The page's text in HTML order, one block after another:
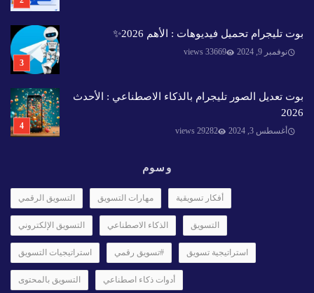
بوت تليجرام تحميل فيديوهات : الأهم 2026✨️
نوفمبر 9, 2024 33669 views
بوت تعديل الصور تليجرام بالذكاء الاصطناعي : الأحدث
2026
أغسطس 3, 2024 29282 views
وسوم
التسويق الرقمي مهارات التسويق أفكار تسويقية
التسويق الإلكتروني الذكاء الاصطناعي التسويق
استراتيجيات التسويق #تسويق رقمي استراتيجية تسويق
التسويق بالمحتوى أدوات ذكاء اصطناعي